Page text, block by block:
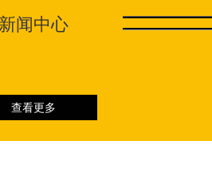
新闻中心
查看更多